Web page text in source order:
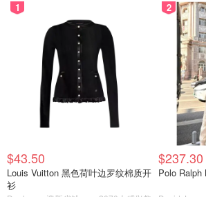
单独视察的虎鲸爸爸
1
$43.50
Louis Vuitton 黑色荷叶边罗纹棉质开
衫
2
$237.30
Polo Ralph